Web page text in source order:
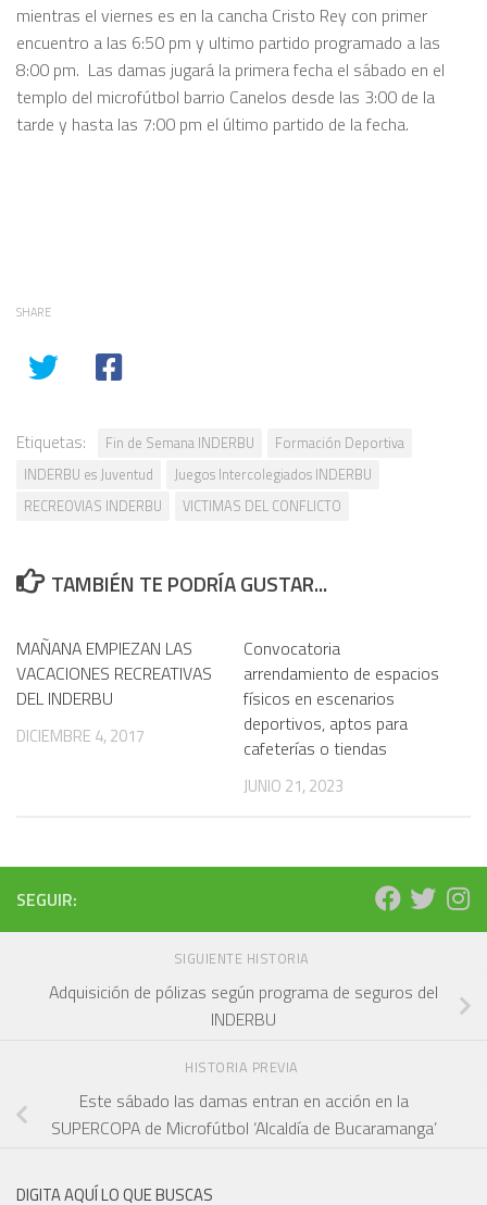
mientras el viernes es en la cancha Cristo Rey con primer
encuentro a las 6:50 pm y ultimo partido programado a las
8:00 pm. Las damas jugará la primera fecha el sábado en el
templo del microfútbol barrio Canelos desde las 3:00 de la
tarde y hasta las 7:00 pm el último partido de la fecha.
SHARE
Etiquetas: Fin de Semana INDERBU
Formación Deportiva
INDERBU es Juventud
Juegos Intercolegiados INDERBU
RECREOVIAS INDERBU
VICTIMAS DEL CONFLICTO
TAMBIÉN TE PODRÍA GUSTAR...
MAÑANA EMPIEZAN LAS
VACACIONES RECREATIVAS
DEL INDERBU
DICIEMBRE 4, 2017
Convocatoria
arrendamiento de espacios
físicos en escenarios
deportivos, aptos para
cafeterías o tiendas
JUNIO 21, 2023
SEGUIR:
SIGUIENTE HISTORIA
Adquisición de pólizas según programa de seguros del
INDERBU
HISTORIA PREVIA
Este sábado las damas entran en acción en la
SUPERCOPA de Microfútbol ‘Alcaldía de Bucaramanga’
DIGITA AQUÍ LO QUE BUSCAS